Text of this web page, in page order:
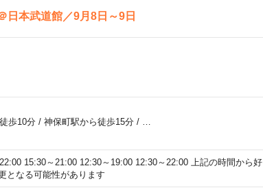
日本武道館／9月8日～9日
歩10分/ 神保町駅から徒歩15分/
15:30～21:00 12:30～19:00 12:30～22:00 上記の時間から好
となる可能性があります